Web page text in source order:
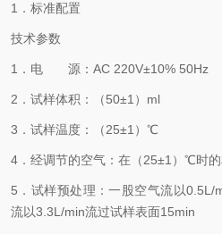
1．标准配置
技术参数
1．电 源：AC 220V±10% 50Hz
2．试样体积：（50±1）ml
3．试样温度：（25±1）℃
4．经调节的空气：在（25±1）℃时
5．试样预处理：一股空气流以0.5L/
流以3.3L/min流过试样表面15min